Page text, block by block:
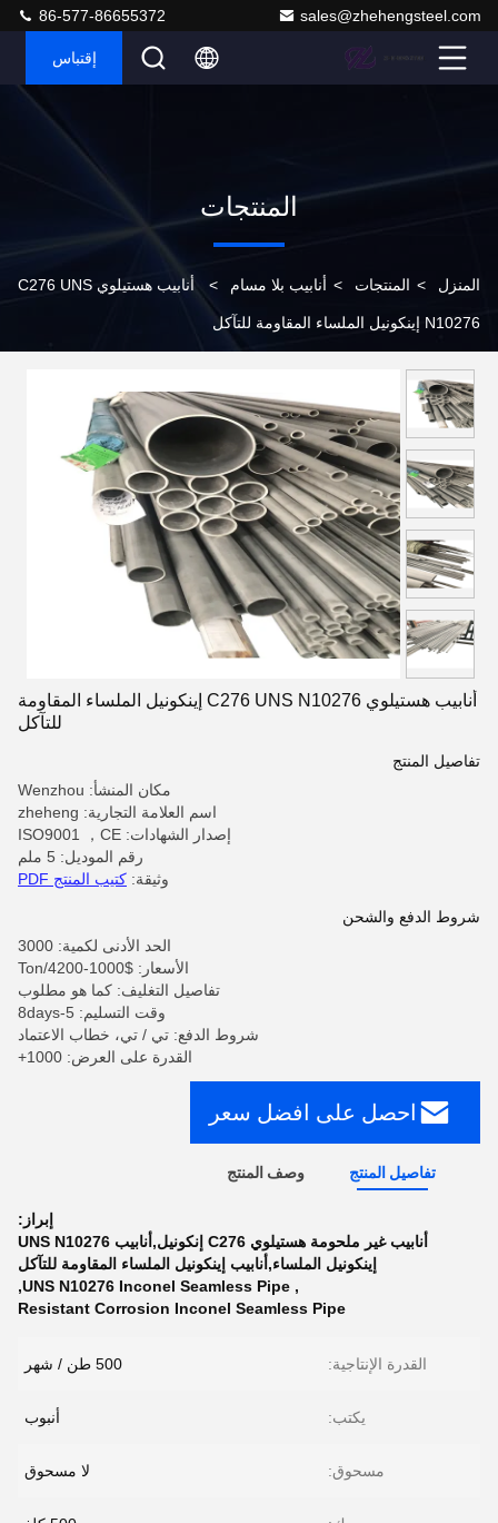
sales@zhehengsteel.com
86-577-86655372
إقتباس
المنتجات
المنزل > المنتجات > أنابيب بلا مسام > أنابيب هستيلوي C276 UNS
N10276 إينكونيل الملساء المقاومة للتآكل
أنابيب هستيلوي C276 UNS N10276 إينكونيل الملساء المقاومة
للتآكل
تفاصيل المنتج
مكان المنشأ: Wenzhou
اسم العلامة التجارية: zheheng
إصدار الشهادات: ISO9001 ，CE
رقم الموديل: 5 ملم
وثيقة: كتيب المنتج PDF
شروط الدفع والشحن
الحد الأدنى لكمية: 3000
الأسعار: $1000-4200/Ton
تفاصيل التغليف: كما هو مطلوب
وقت التسليم: 5-8days
شروط الدفع: تي / تي، خطاب الاعتماد
القدرة على العرض: 1000+
احصل على افضل سعر
تفاصيل المنتج وصف المنتج
إبراز:
أنابيب غير ملحومة هستيلوي C276 إنكونيل,أنابيب UNS N10276
إينكونيل الملساء,أنابيب إينكونيل الملساء المقاومة للتآكل
,
UNS N10276 Inconel Seamless Pipe
,
Resistant Corrosion Inconel Seamless Pipe
القدرة الإنتاجية: 500 طن / شهر
يكتب: أنبوب
مسحوق: لا مسحوق